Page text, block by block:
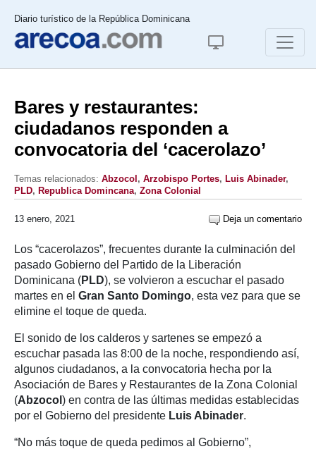
Diario turístico de la República Dominicana
Bares y restaurantes:
ciudadanos responden a
convocatoria del ‘cacerolazo’
Temas relacionados: Abzocol , Arzobispo Portes, Luis Abinader,
PLD, Republica Domincana, Zona Colonial
13 enero, 2021 Deja un comentario
Los “cacerolazos”, frecuentes durante la culminación del
pasado Gobierno del Partido de la Liberación
Dominicana (PLD), se volvieron a escuchar el pasado
martes en el Gran Santo Domingo, esta vez para que se
elimine el toque de queda.
El sonido de los calderos y sartenes se empezó a
escuchar pasada las 8:00 de la noche, respondiendo así,
algunos ciudadanos, a la convocatoria hecha por la
Asociación de Bares y Restaurantes de la Zona Colonial
(Abzocol ) en contra de las últimas medidas establecidas
por el Gobierno del presidente Luis Abinader.
“No más toque de queda pedimos al Gobierno”,